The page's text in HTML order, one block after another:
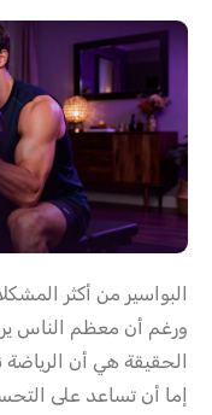
البواسير من أكثر
ورغم أن معظم الناس
الحقيقة هي أن
إما أن تساعد على